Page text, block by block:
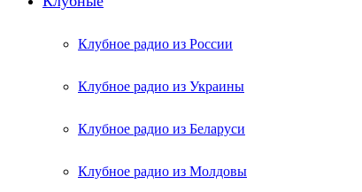
Клубное радио из России
Клубное радио из Украины
Клубное радио из Беларуси
Клубное радио из Молдовы